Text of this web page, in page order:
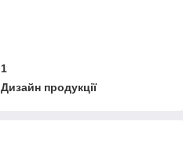
1
Дизайн продукції